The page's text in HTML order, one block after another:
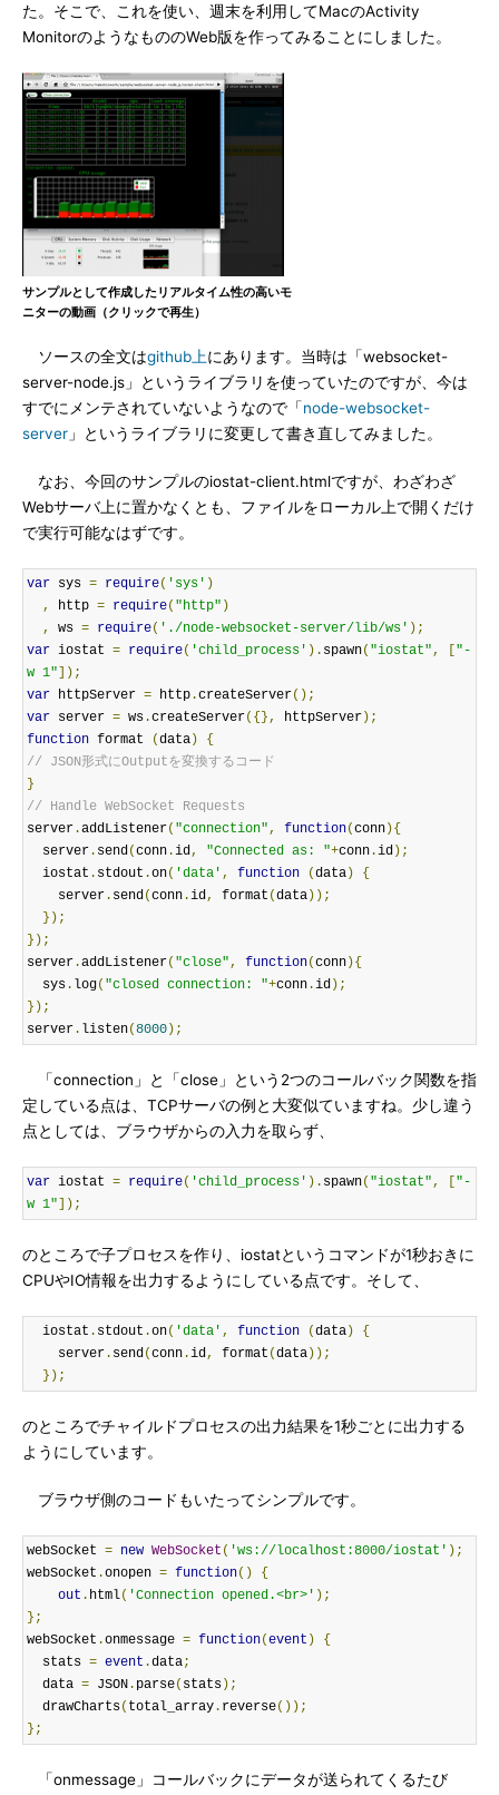
た。そこで、これを使い、週末を利用してMacのActivity
MonitorのようなもののWeb版を作ってみることにしました。
サンプルとして作成したリアルタイム性の高いモ
ニターの動画（クリックで再生）
ソースの全文はgithub上にあります。当時は「websocket-
server-node.js」というライブラリを使っていたのですが、今は
すでにメンテされていないようなので「node-websocket-
server 」というライブラリに変更して書き直してみました。
なお、今回のサンプルのiostat-client.htmlですが、わざわざ
Webサーバ上に置かなくとも、ファイルをローカル上で開くだけ
で実行可能なはずです。
var sys = require( 'sys' )
,
http = require( "http" )
,
ws = require( './node-websocket-server/lib/ws' );
var iostat = require( 'child_process' ). spawn( "iostat",
"-
w 1" ]);
var httpServer = http.createServer();
var server = ws.createServer({}, httpServer );
function format (data )
{
// JSON形式にOutputを変換するコード
}
// Handle WebSocket Requests
server.addListener( "connection", function(conn ){
  server
. send(conn.id, "Connected as: "+conn.id );
  iostat
. stdout .on( 'data' , function (data )
{
    server
. send(conn.id, format (data ));
});
});
server.addListener( "close", function(conn ){
  sys
. log( "closed connection: "+conn.id );
});
server. listen(8000 );
「connection」と「close」という2つのコールバック関数を指
定している点は、TCPサーバの例と大変似ていますね。少し違う
点としては、ブラウザからの入力を取らず、
var iostat = require( 'child_process' ). spawn( "iostat",
"-
w 1" ]);
のところで子プロセスを作り、iostatというコマンドが1秒おきに
CPUやIO情報を出力するようにしている点です。そして、
  iostat
. stdout .on( 'data' , function (data )
{
    server
. send(conn.id, format (data ));
});
のところでチャイルドプロセスの出力結果を1秒ごとに出力する
ようにしています。
ブラウザ側のコードもいたってシンプルです。
webSocket = new WebSocket ( 'ws://localhost:8000/iostat' );
webSocket .onopen = function()
{
out . html( 'Connection opened.<br>' );
};
webSocket .onmessage = function(event )
{
  stats
= event .data;
  data
= JSON. parse( stats );
  drawCharts
( total_array. reverse());
};
「onmessage」コールバックにデータが送られてくるたび